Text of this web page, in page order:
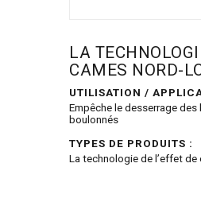
LA
CAMES NORD-
UTILISATION /
Empêche le desserrage
boulonnés
TYPES DE PRODUITS :
La technologie de l’effet de